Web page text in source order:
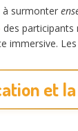
à surmonter
des participants
et